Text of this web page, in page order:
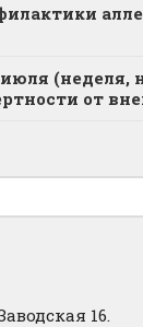
(неделя,
от
16.